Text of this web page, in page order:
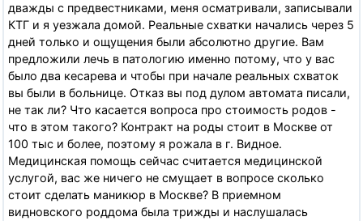
дважды с предвестниками, меня осматривали, записывали
КТГ и я уезжала домой. Реальные схватки начались через 5
дней только и ощущения были абсолютно другие. Вам
предложили лечь в патологию именно потому, что у вас
было два кесарева и чтобы при начале реальных схваток
вы были в больнице. Отказ вы под дулом автомата писали,
не так ли? Что касается вопроса про стоимость родов -
что в этом такого? Контракт на роды стоит в Москве от
100 тыс и более, поэтому я рожала в г. Видное.
Медицинская помощь сейчас считается медицинской
услугой, вас же ничего не смущает в вопросе сколько
стоит сделать маникюр в Москве? В приемном
видновского роддома была трижды и наслушалась